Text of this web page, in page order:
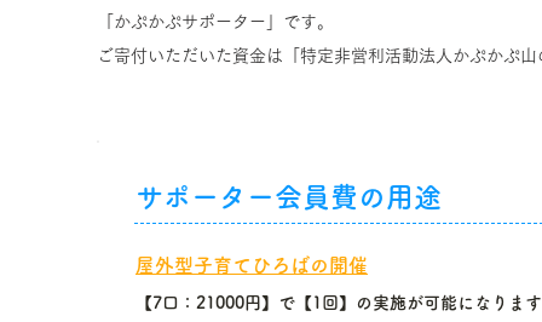
「かぷかぷサポーター」です。
ご寄付いただいた資金は「特定非営利活動法人かぷかぷ
サポーター会員費の用途
屋外型子育てひろばの 開催
【7口： 21000円】で【1回】の実施が可能になりま